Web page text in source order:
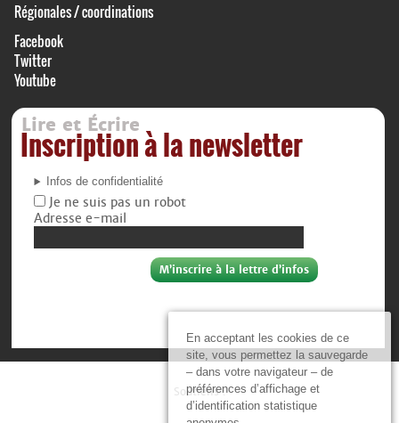
En acceptant les cookies de ce
site, vous permettez la sauvegarde
– dans votre navigateur – de
préférences d’affichage et
d’identification statistique
Régionales / coordinations
Facebook
Twitter
Youtube
Lire et Écrire
Inscription à la newsletter
Infos de confidentialité
Je ne suis pas un robot
Adresse e-mail
Soutiens :